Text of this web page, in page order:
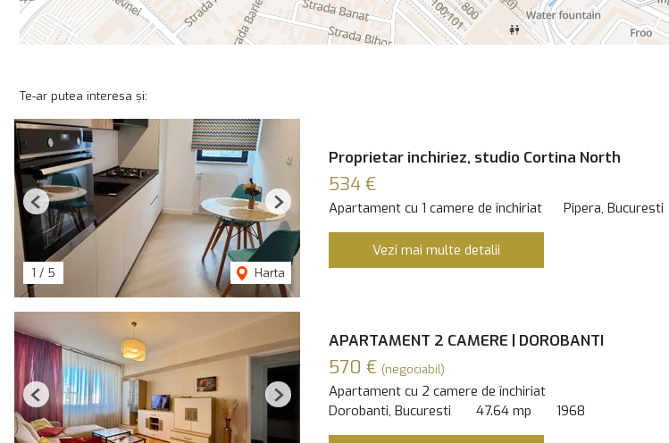
Te-ar putea interesa și:
1 / 5 Harta
Previous Next
Proprietar inchiriez, studio Cortina North
534 €
Apartament cu 1 camere de închiriat Pipera, Bucuresti
Vezi mai multe detalii
Previous Next
APARTAMENT 2 CAMERE | DOROBANTI
570 € (negociabil)
Apartament cu 2 camere de închiriat
Dorobanti, Bucuresti
47.64 mp 1968